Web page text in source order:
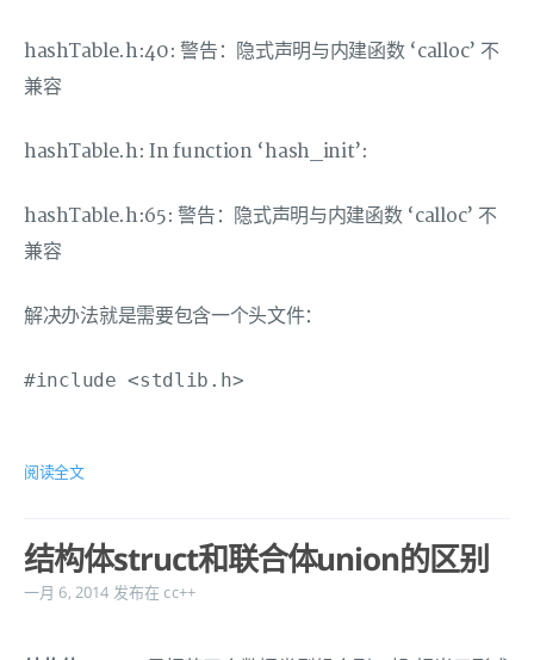
hashTable.h:40: 警告：隐式声明与内建函数 ‘calloc’ 不
兼容
hashTable.h: In function ‘hash_init’:
hashTable.h:65: 警告：隐式声明与内建函数 ‘calloc’ 不
兼容
解决办法就是需要包含一个头文件：
阅读全文
结构体struct和联合体union的区别
一月 6, 2014 发布在 cc++